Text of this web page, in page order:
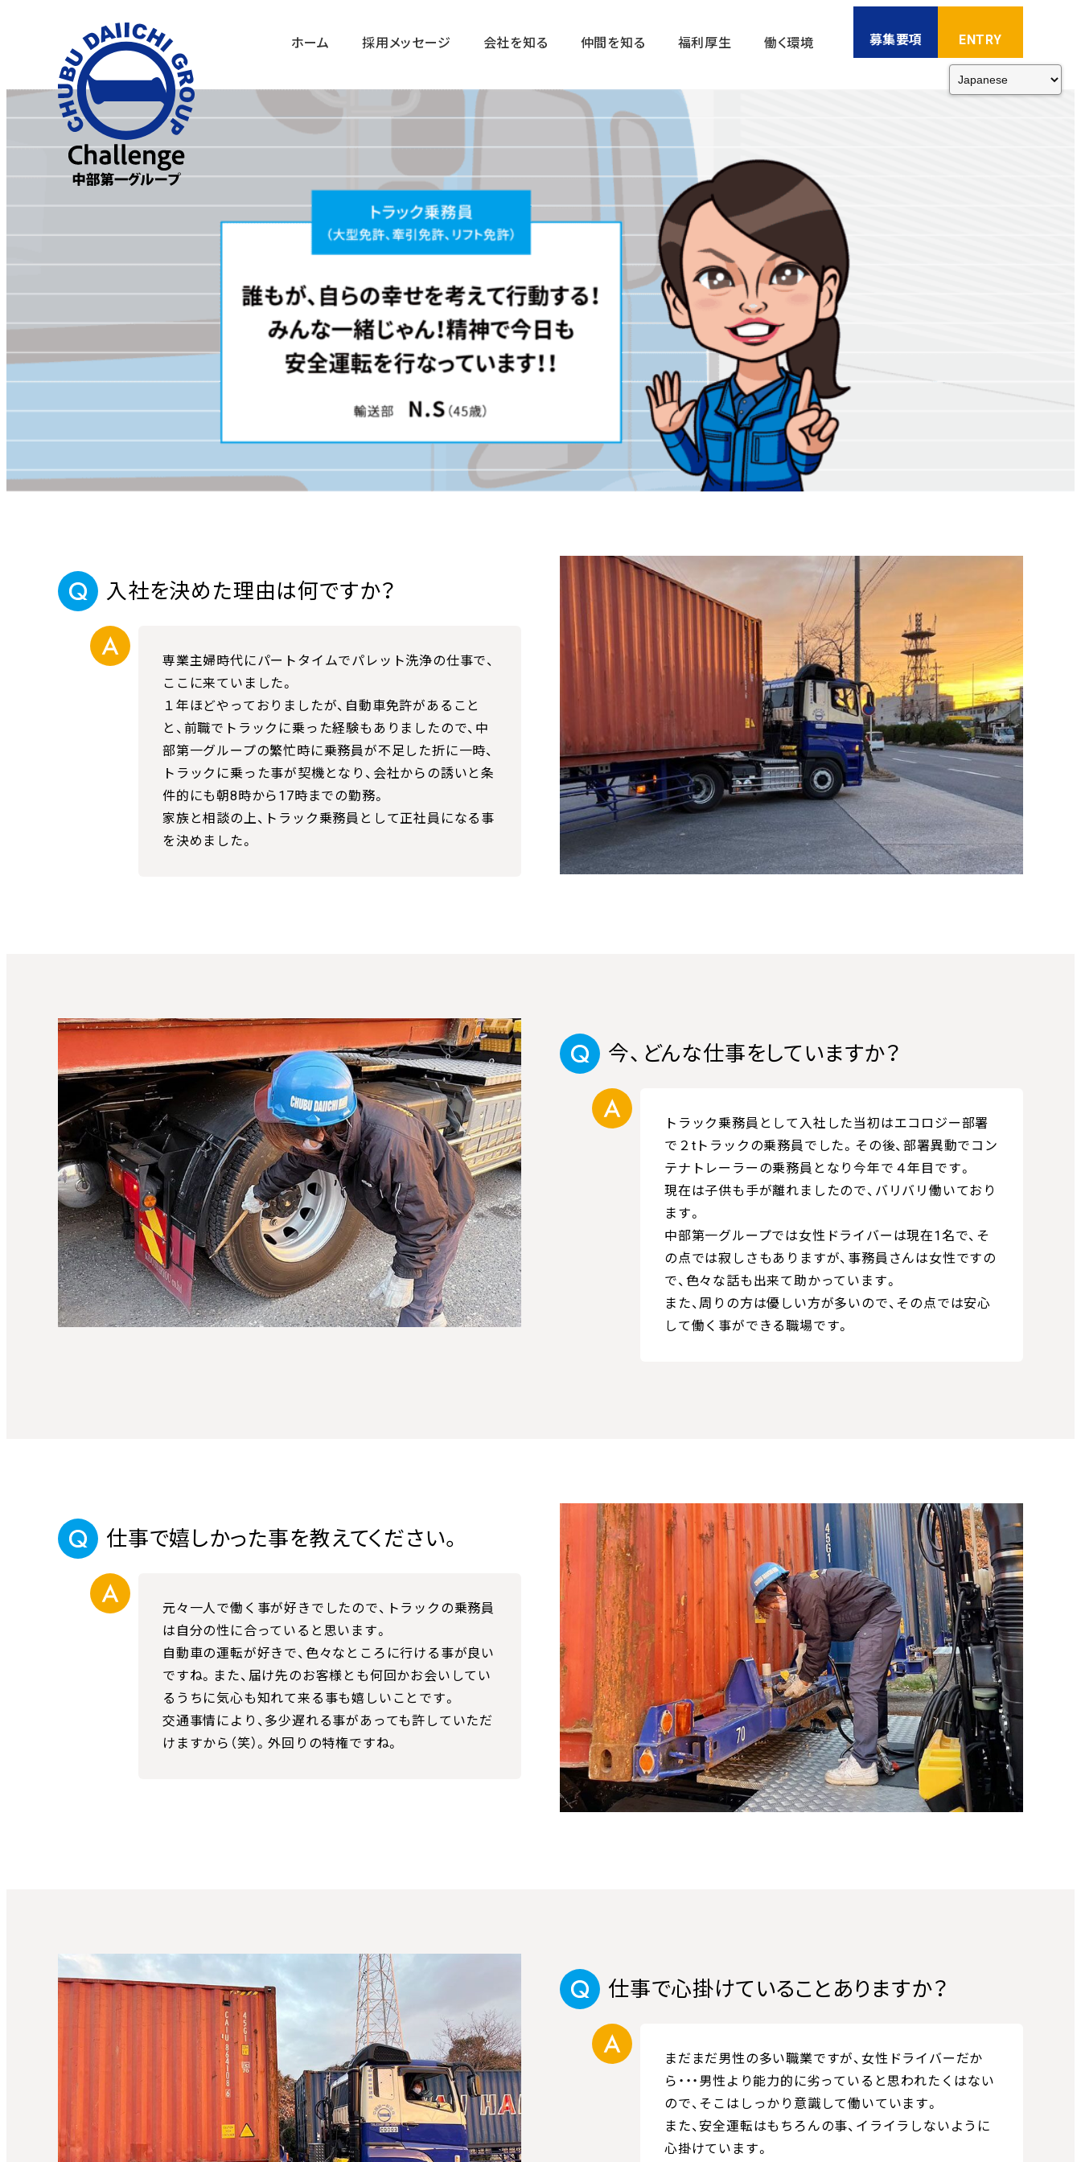
コ
ン
テ
ホーム 採用メッセージ 会社を知る 仲間を知る 福利厚生 働く環境 募集要項 ENTRY
入社を決めた理由は何ですか？
専業主婦時代にパートタイムでパレット洗浄の仕事で、
ここに来ていました。
１年ほどやっておりましたが、自動車免許があること
と、前職でトラックに乗った経験もありましたので、中
部第一グループの繁忙時に乗務員が不足した折に一時、
トラックに乗った事が契機となり、会社からの誘いと条
件的にも朝8時から17時までの勤務。
家族と相談の上、トラック乗務員として正社員になる事
を決めました。
今、どんな仕事をしていますか？
トラック乗務員として入社した当初はエコロジー部署
で２tトラックの乗務員でした。その後、部署異動でコン
テナトレーラーの乗務員となり今年で４年目です。
現在は子供も手が離れましたので、バリバリ働いており
ます。
中部第一グループでは女性ドライバーは現在1名で、そ
の点では寂しさもありますが、事務員さんは女性ですの
で、色々な話も出来て助かっています。
また、周りの方は優しい方が多いので、その点では安心
して働く事ができる職場です。
仕事で嬉しかった事を教えてください。
元々一人で働く事が好きでしたので、トラックの乗務員
は自分の性に合っていると思います。
自動車の運転が好きで、色々なところに行ける事が良い
ですね。また、届け先のお客様とも何回かお会いしてい
るうちに気心も知れて来る事も嬉しいことです。
交通事情により、多少遅れる事があっても許していただ
けますから（笑）。外回りの特権ですね。
仕事で心掛けていることありますか？
まだまだ男性の多い職業ですが、女性ドライバーだか
ら・・・男性より能力的に劣っていると思われたくはない
ので、そこはしっかり意識して働いています。
また、安全運転はもちろんの事、イライラしないように
心掛けています。